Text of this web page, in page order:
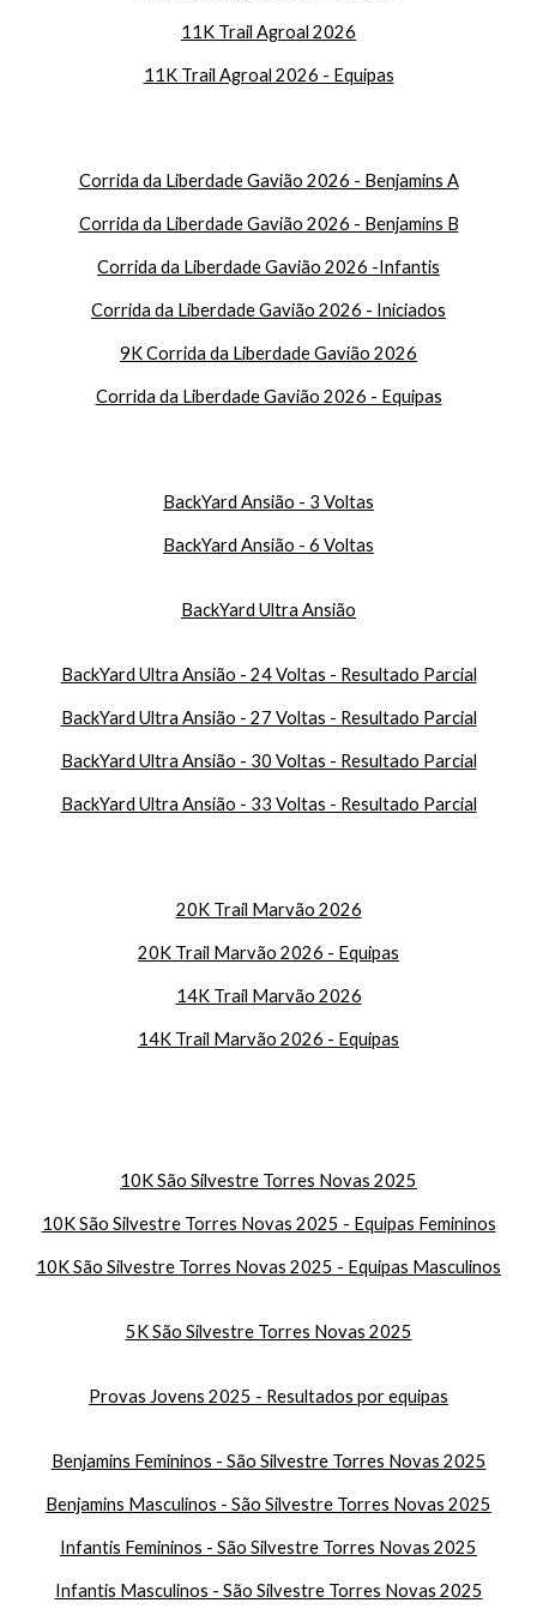
11K Trail Agroal 2026
11K Trail Agroal 2026 - Equipas
Corrida da Liberdade Gavião 2026 - Benjamins A
Corrida da Liberdade Gavião 2026 - Benjamins B
Corrida da Liberdade Gavião 2026 -Infantis
Corrida da Liberdade Gavião 2026 - Iniciados
9K Corrida da Liberdade Gavião 2026
Corrida da Liberdade Gavião 2026 - Equipas
BackYard Ansião - 3 Voltas
BackYard Ansião - 6 Voltas
BackYard Ultra Ansião
BackYard Ultra Ansião - 24 Voltas - Resultado Parcial
BackYard Ultra Ansião - 27 Voltas - Resultado Parcial
BackYard Ultra Ansião - 30 Voltas - Resultado Parcial
BackYard Ultra Ansião - 33 Voltas - Resultado Parcial
20K Trail Marvão 2026
20K Trail Marvão 2026 - Equipas
14K Trail Marvão 2026
14K Trail Marvão 2026 - Equipas
10K São Silvestre Torres Novas 2025
10K São Silvestre Torres Novas 2025 - Equipas Femininos
10K São Silvestre Torres Novas 2025 - Equipas Masculinos
5KSão Silvestre Torres Novas 2025
Provas Jovens 2025 - Resultados por equipas
Benjamins Femininos - São Silvestre Torres Novas 2025
Benjamins Masculinos - São Silvestre Torres Novas 2025
Infantis Femininos - São Silvestre Torres Novas 2025
Infantis Masculinos - São Silvestre Torres Novas 2025